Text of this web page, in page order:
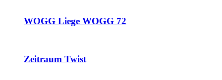
WOGG Liege WOGG 72
Zeitraum Twist